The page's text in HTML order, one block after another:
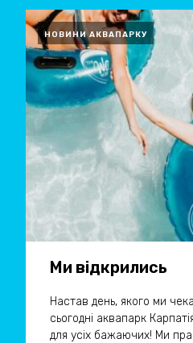
Ми відкрились
НОВИНИ АКВАПАРКУ
Настав день, якого ми
сьогодні аквапарк
для усіх бажаючих! Ми